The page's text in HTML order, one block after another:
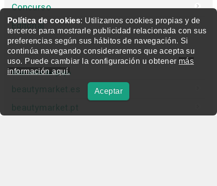
Política de cookies: Utilizamos cookies propias y de
terceros para mostrarle publicidad relacionada con sus
preferencias según sus hábitos de navegación. Si
continúa navegando consideraremos que acepta su
uso. Puede cambiar la configuración u obtener más
información aquí.
Aceptar
Concurso
Editorial
Otras webs del grupo
beautymarket.es
beautymarket.pt